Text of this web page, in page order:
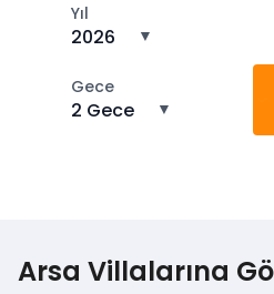
Yıl
2026 ▼
Gece
2 Gece ▼
Arsa Villalarına